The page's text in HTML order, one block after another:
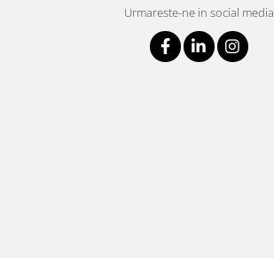
Urmareste-ne in social media